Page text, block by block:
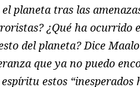
planeta tras las
¿Qué ha ocurrido
del planeta? Dice
que ya no puedo
estos “inesperados